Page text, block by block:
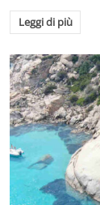
Leggi di più